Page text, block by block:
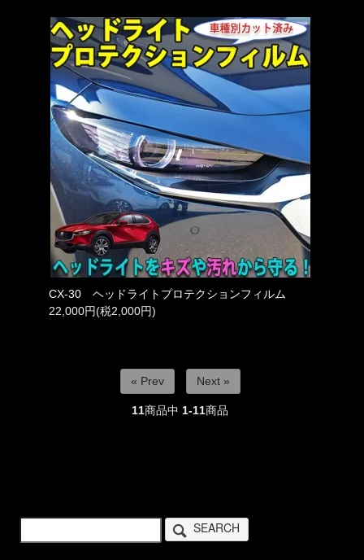
CX-30 ヘッドライトプロテクションフィルム
22,000円(税2,000円)
« Prev Next »
11商品中 1-11商品
SEARCH